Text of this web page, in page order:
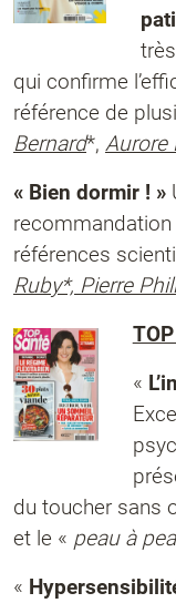
qui confirme
référence de
Bernard*, Aurore
« Bien dormir ! »
références
Ruby*, Pierre
«
du toucher sans
et le « peau à
«